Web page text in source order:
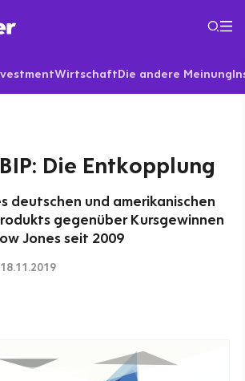
WirtschaftDie andere Meinung
Die Entkopplung
deutschen und amerikanischen
gegenüber Kursgewinnen
Jones seit 2009